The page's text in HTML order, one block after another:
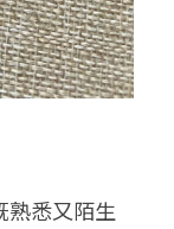
熟悉又陌生